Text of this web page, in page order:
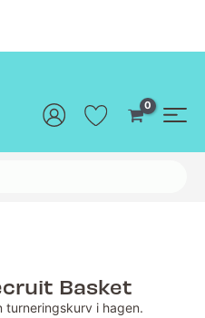
Basket
i hagen.